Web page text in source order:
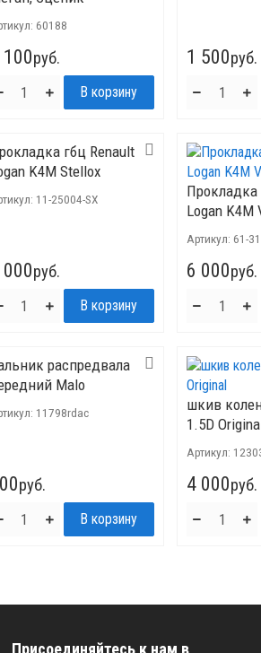
60188
руб. 1 500руб.
гбц Renault
K4M Stellox
11-25004-SX
руб.
Прокладка
Logan K4M
Артикул: 61-
6 000руб.
распредвала
Malo
11798rdac
руб.
шкив
1.5D
Артикул:
4 000руб.
Присоединяйтесь к нам в